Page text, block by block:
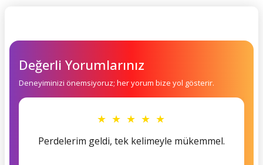
Değerli Yorumlarınız
Deneyiminizi önemsiyoruz; her yorum bize yol gösterir.
★ ★ ★ ★ ★
Perdelerim geldi, tek kelimeyle mükemmel.